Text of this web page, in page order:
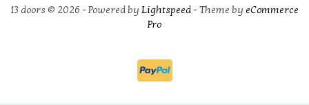
13 doors © 2026 - Powered by Lightspeed- Theme by eCommerce
Pro